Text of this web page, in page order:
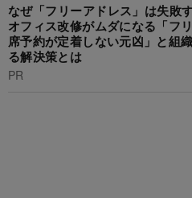
なぜ「フリーアドレス」は失敗
オフィス改修がムダになる「フ
席予約が定着しない元凶」と組
る解決策とは
PR